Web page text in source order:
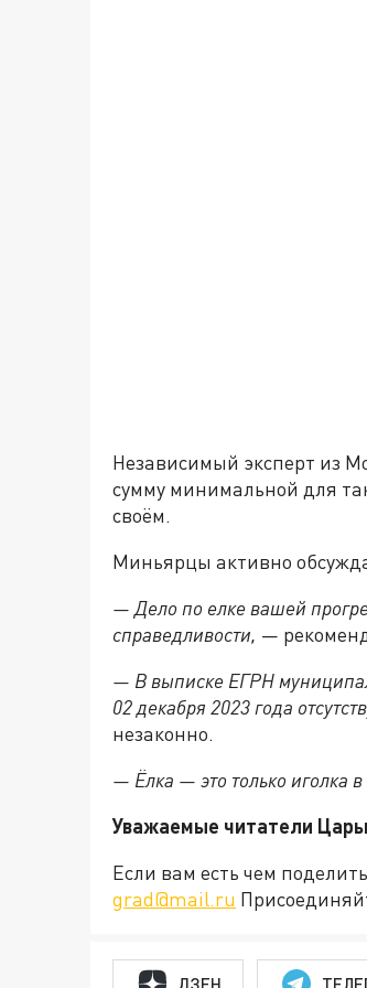
Независимый эксперт из
сумму минимальной для
своём.
Миньярцы активно
— Дело по елке вашей
справедливости, —
— В выписке ЕГРН
02 декабря 2023 года
незаконно.
— Ёлка — это только иголка
Уважаемые читатели
Если вам есть чем
grad@mail.ru
ДЗЕН